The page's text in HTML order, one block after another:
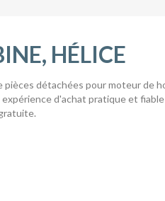
HÉLICE
détachées pour moteur de
d'achat pratique et